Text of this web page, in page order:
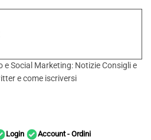
e Social Marketing: Notizie Consigli e
e come iscriversi
Login Account - Ordini